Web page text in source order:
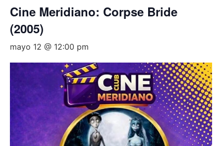
Cine Meridiano: Corpse Bride
(2005)
mayo 12 @ 12:00 pm